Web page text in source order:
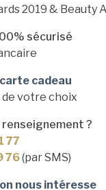
2019 & Beauty
sécurisé
cadeau
votre choix
renseignement ?
77
76(par SMS)
nous intéresse